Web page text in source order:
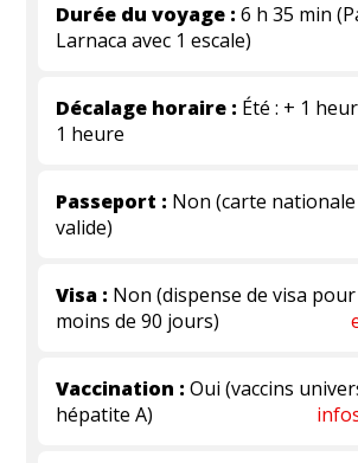
Durée du voyage : 6 h 35 min
Larnaca avec 1 escale)
Décalage horaire : Été : + 1
1 heure
Passeport : Non (carte
valide)
Visa : Non (dispense de visa
moins de 90 jours)
Vaccination : Oui (vaccins
hépatite A)